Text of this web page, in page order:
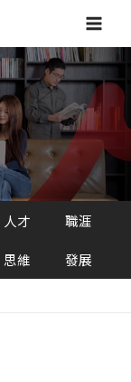
Main
人才
思維
職涯
發展